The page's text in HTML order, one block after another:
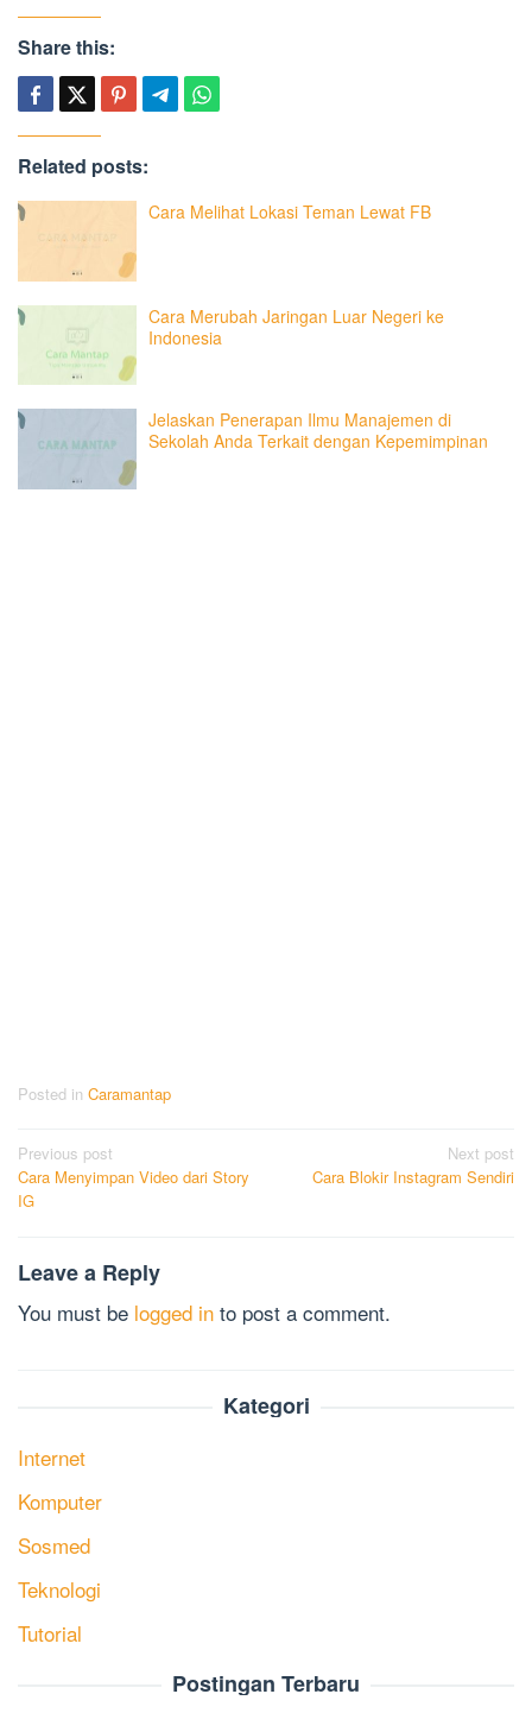
Share this:
Related posts:
Cara Melihat Lokasi Teman Lewat FB
Cara Merubah Jaringan Luar Negeri ke
Indonesia
Jelaskan Penerapan Ilmu Manajemen di
Sekolah Anda Terkait dengan Kepemimpinan
Posted in Caramantap
Post
navigation
Previous post
Cara Menyimpan Video dari Story
IG
Next post
Cara Blokir Instagram Sendiri
Leave a Reply
You must be logged in to post a comment.
Kategori
Internet
Komputer
Sosmed
Teknologi
Tutorial
Postingan Terbaru